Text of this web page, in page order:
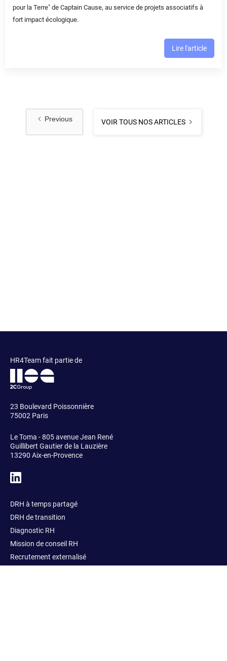
pour la Terre" de Captain Cause, au service de projets associatifs à
fort impact écologique.
Lire l'article
Previous VOIR TOUS NOS ARTICLES
HR4Team fait partie de
23 Boulevard Poissonnière
75002 Paris
Le Toma - 805 avenue Jean René
Guillibert Gautier de la Lauzière
13290 Aix-en-Provence
DRH à temps partagé
DRH de transition
Diagnostic RH
Mission de conseil RH
Recrutement externalisé